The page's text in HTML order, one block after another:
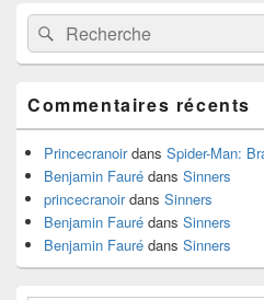
Zone
principale
de
widget
barre
latérale
Recherche :Rechercher
Commentaires récents
Princecranoirdans Spider-Man:
Benjamin Fauré dans Sinners
princecranoirdans Sinners
Benjamin Fauré dans Sinners
Benjamin Fauré dans Sinners